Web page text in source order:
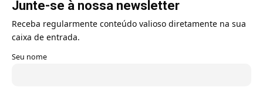
Junte-se à nossa newsletter
Receba regularmente conteúdo valioso diretamente na sua
caixa de entrada.
Seu nome